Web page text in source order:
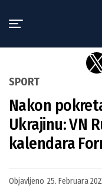
SPORT
Nakon
Ukrajinu: VN
kalendara
Objavljeno 25. Februara